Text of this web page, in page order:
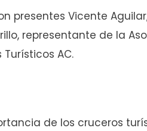
presentes Vicente
representante de la
AC.
de los cruceros